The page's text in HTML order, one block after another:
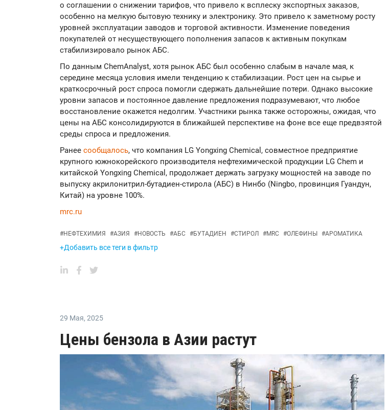
о соглашении о снижении тарифов, что привело к всплеску экспортных заказов,
особенно на мелкую бытовую технику и электронику. Это привело к заметному росту
уровней эксплуатации заводов и торговой активности. Изменение поведения
покупателей от несуществующего пополнения запасов к активным покупкам
стабилизировало рынок АБС.
По данным ChemAnalyst, хотя рынок АБС был особенно слабым в начале мая, к
середине месяца условия имели тенденцию к стабилизации. Рост цен на сырье и
краткосрочный рост спроса помогли сдержать дальнейшие потери. Однако высокие
уровни запасов и постоянное давление предложения подразумевают, что любое
восстановление окажется недолгим. Участники рынка также осторожны, ожидая, что
цены на АБС консолидируются в ближайшей перспективе на фоне все еще предвзятой
среды спроса и предложения.
Ранее сообщалось, что компания LG Yongxing Chemical, совместное предприятие
крупного южнокорейского производителя нефтехимической продукции LG Chem и
китайской Yongxing Chemical, продолжает держать загрузку мощностей на заводе по
выпуску акрилонитрил-бутадиен-стирола (АБС) в Нинбо (Ningbo, провинция Гуандун,
Китай) на уровне 100%.
mrc.ru
#НЕФТЕХИМИЯ #АЗИЯ #НОВОСТЬ #АБС #БУТАДИЕН #СТИРОЛ #MRC #ОЛЕФИНЫ #АРОМАТИКА
+Добавить все теги в фильтр
29 Мая, 2025
Цены бензола в Азии растут